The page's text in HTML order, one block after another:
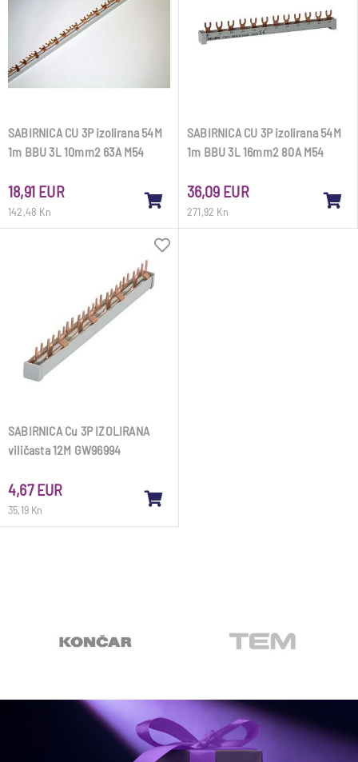
SABIRNICA CU 3P izolirana 54M
1m BBU 3L 10mm2 63A M54
142,48 Kn
18,91 EUR
SABIRNICA CU 3P izolirana 54M
1m BBU 3L 16mm2 80A M54
271,92 Kn
36,09 EUR
SABIRNICA Cu 3P IZOLIRANA
viličasta 12M GW96994
35,19 Kn
4,67 EUR